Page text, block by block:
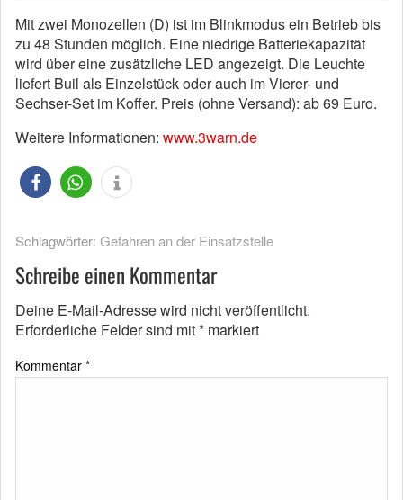
Mit zwei Monozellen (D) ist im Blinkmodus ein Betrieb bis
zu 48 Stunden möglich. Eine niedrige Batteriekapazität
wird über eine zusätzliche LED angezeigt. Die Leuchte
liefert Buil als Einzelstück oder auch im Vierer- und
Sechser-Set im Koffer. Preis (ohne Versand): ab 69 Euro.
Weitere Informationen: www.3warn.de
Schlagwörter: Gefahren an der Einsatzstelle
Schreibe einen Kommentar
Deine E-Mail-Adresse wird nicht veröffentlicht.
Erforderliche Felder sind mit* markiert
Kommentar *